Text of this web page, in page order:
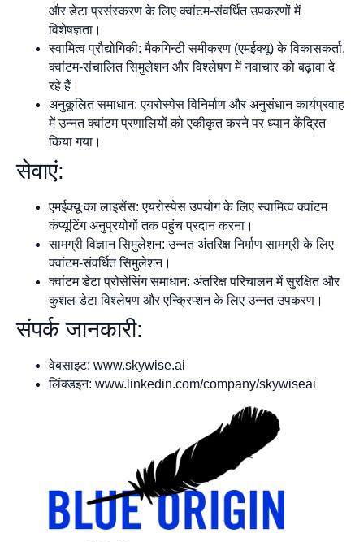
और डेटा प्रसंस्करण के लिए क्वांटम-संवर्धित उपकरणों में
विशेषज्ञता।
स्वामित्व प्रौद्योगिकी: मैकगिन्टी समीकरण (एमईक्यू) के विकासकर्ता,
क्वांटम-संचालित सिमुलेशन और विश्लेषण में नवाचार को बढ़ावा दे
रहे हैं।
अनुकूलित समाधान: एयरोस्पेस विनिर्माण और अनुसंधान कार्यप्रवाह
में उन्नत क्वांटम प्रणालियों को एकीकृत करने पर ध्यान केंद्रित
किया गया।
सेवाएं:
एमईक्यू का लाइसेंस: एयरोस्पेस उपयोग के लिए स्वामित्व क्वांटम
कंप्यूटिंग अनुप्रयोगों तक पहुंच प्रदान करना।
सामग्री विज्ञान सिमुलेशन: उन्नत अंतरिक्ष निर्माण सामग्री के लिए
क्वांटम-संवर्धित सिमुलेशन।
क्वांटम डेटा प्रोसेसिंग समाधान: अंतरिक्ष परिचालन में सुरक्षित और
कुशल डेटा विश्लेषण और एन्क्रिप्शन के लिए उन्नत उपकरण।
संपर्क जानकारी:
वेबसाइट: www.skywise.ai
लिंक्डइन: www.linkedin.com/company/skywiseai